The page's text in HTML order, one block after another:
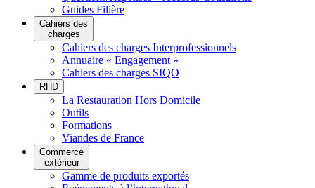
Guides Filière
Cahiers des
charges
Cahiers des charges Interprofessionnels
Annuaire « Engagement »
Cahiers des charges SIQO
RHD
La Restauration Hors Domicile
Outils
Formations
Viandes de France
Commerce
extérieur
Gamme de produits exportés